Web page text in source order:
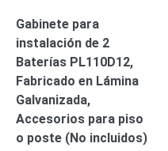
Analíticas
EPCOM
CloudHIKVISION
Videograbadoras
Móviles,
Dash
Cams y
Body
Gabinete para
instalación de 2
Baterías PL110D12,
Fabricado en Lámina
Galvanizada,
Accesorios para piso
o poste (No incluidos)